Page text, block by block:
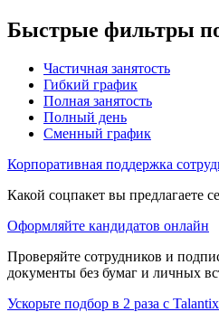
Быстрые фильтры
Частичная занятость
Гибкий график
Полная занятость
Полный день
Сменный график
Корпоративная поддержка
Какой соцпакет вы предлагаете
Оформляйте кандидатов онлайн
Проверяйте сотрудников и
документы без бумаг и личных
Ускорьте подбор в 2 раза с Talantix